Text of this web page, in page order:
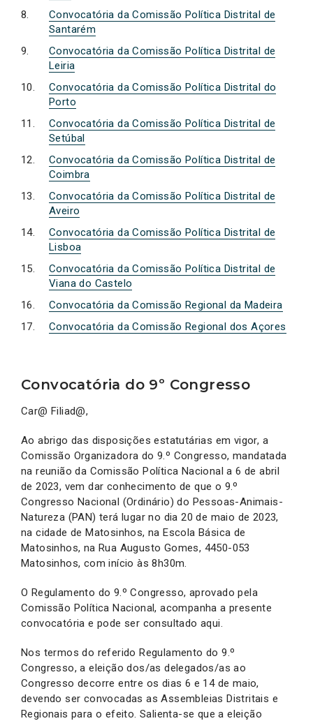
Convocatória da Comissão Política Distrital de
Santarém
Convocatória da Comissão Política Distrital de
Leiria
Convocatória da Comissão Política Distrital do
Porto
Convocatória da Comissão Política Distrital de
Setúbal
Convocatória da Comissão Política Distrital de
Coimbra
Convocatória da Comissão Política Distrital de
Aveiro
Convocatória da Comissão Política Distrital de
Lisboa
Convocatória da Comissão Política Distrital de
Viana do Castelo
Convocatória da Comissão Regional da Madeira
Convocatória da Comissão Regional dos Açores
Convocatória do 9º Congresso
Car@ Filiad@,
Ao abrigo das disposições estatutárias em vigor, a
Comissão Organizadora do 9.º Congresso, mandatada
na reunião da Comissão Política Nacional a 6 de abril
de 2023, vem dar conhecimento de que o 9.º
Congresso Nacional (Ordinário) do Pessoas-Animais-
Natureza (PAN) terá lugar no dia 20 de maio de 2023,
na cidade de Matosinhos, na Escola Básica de
Matosinhos, na Rua Augusto Gomes, 4450-053
Matosinhos, com início às 8h30m.
O Regulamento do 9.º Congresso, aprovado pela
Comissão Política Nacional, acompanha a presente
convocatória e pode ser consultado aqui.
Nos termos do referido Regulamento do 9.º
Congresso, a eleição dos/as delegados/as ao
Congresso decorre entre os dias 6 e 14 de maio,
devendo ser convocadas as Assembleias Distritais e
Regionais para o efeito. Salienta-se que a eleição